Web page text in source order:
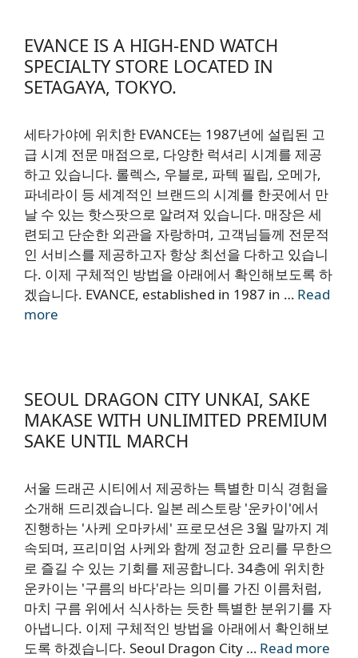
EVANCE IS A HIGH-END WATCH
SPECIALTY STORE LOCATED IN
SETAGAYA, TOKYO.
세타가야에 위치한 EVANCE는 1987년에 설립된 고
급 시계 전문 매점으로, 다양한 럭셔리 시계를 제공
하고 있습니다. 롤렉스, 우블로, 파텍 필립, 오메가,
파네라이 등 세계적인 브랜드의 시계를 한곳에서 만
날 수 있는 핫스팟으로 알려져 있습니다. 매장은 세
련되고 단순한 외관을 자랑하며, 고객님들께 전문적
인 서비스를 제공하고자 항상 최선을 다하고 있습니
다. 이제 구체적인 방법을 아래에서 확인해보도록 하
겠습니다. EVANCE, established in 1987 in … Read
more
SEOUL DRAGON CITY UNKAI, SAKE
MAKASE WITH UNLIMITED PREMIUM
SAKE UNTIL MARCH
서울 드래곤 시티에서 제공하는 특별한 미식 경험을
소개해 드리겠습니다. 일본 레스토랑 '운카이'에서
진행하는 '사케 오마카세' 프로모션은 3월 말까지 계
속되며, 프리미엄 사케와 함께 정교한 요리를 무한으
로 즐길 수 있는 기회를 제공합니다. 34층에 위치한
운카이는 '구름의 바다'라는 의미를 가진 이름처럼,
마치 구름 위에서 식사하는 듯한 특별한 분위기를 자
아냅니다. 이제 구체적인 방법을 아래에서 확인해보
도록 하겠습니다. Seoul Dragon City … Read more